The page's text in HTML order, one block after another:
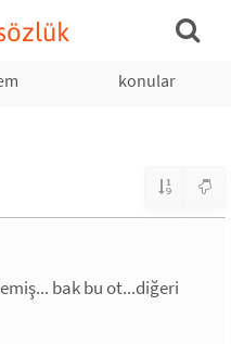
konular
bak bu ot...diğeri